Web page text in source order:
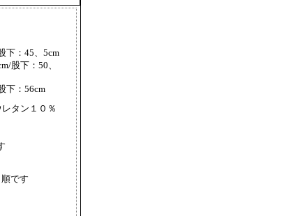
下：45、5cm
股下：50、
下：56cm
タン１０％
です